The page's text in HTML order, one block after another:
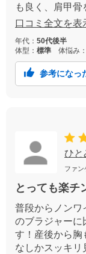
も良く、肩甲
た、肩紐がゴム
す。
口コミ全文を表
年代： 50代後半
体型： 標準 体悩み：
参考になっ
ひと
ファン
とっても楽チ
普段からノンワ
のブラジャーに
す！産後から胸
なしかスッキリ